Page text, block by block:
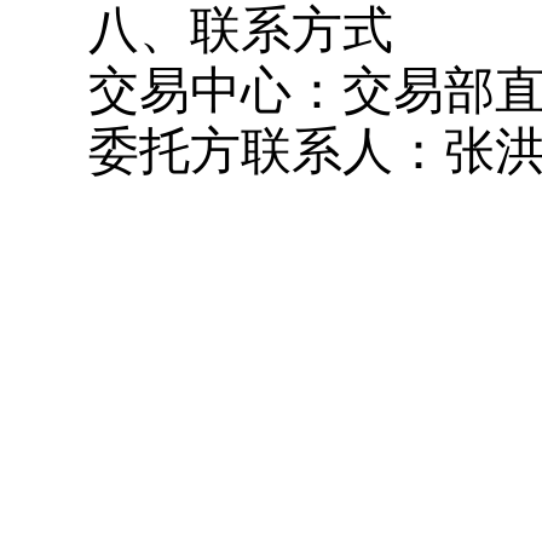
八、联系方式
交易中心： 交易部
委托方联系人： 张